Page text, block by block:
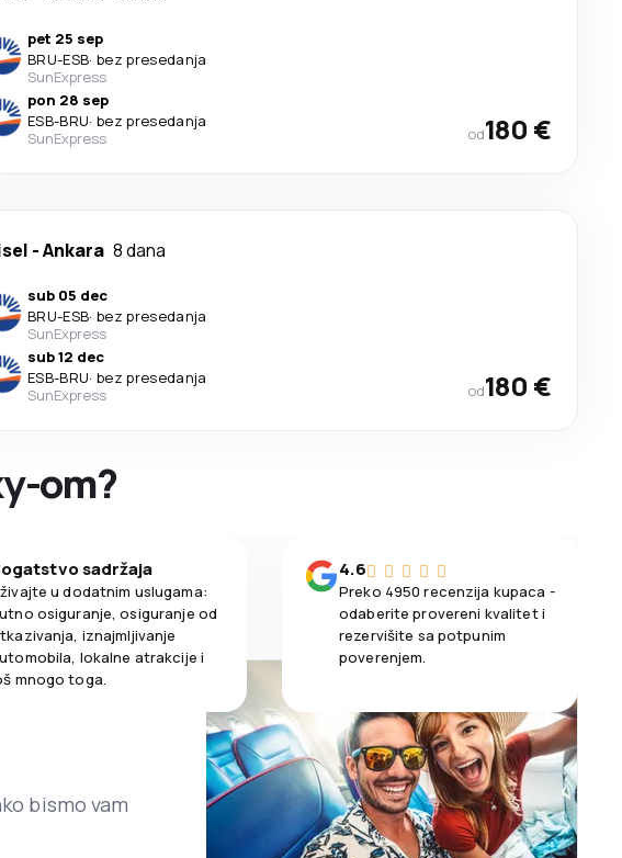
pet 25 sep
BRU-ESB· bez presedanja
SunExpress
pon 28 sep
ESB-BRU· bez presedanja
SunExpress
od180 €
-Ankara 8 dana
sub 05 dec
BRU-ESB· bez presedanja
SunExpress
sub 12 dec
ESB-BRU· bez presedanja
SunExpress
od180 €
om?
sadržaja
u dodatnim uslugama:
osiguranje, osiguranje od
iznajmljivanje
lokalne atrakcije i
mnogo toga.
4.6
Preko 4950 recenzija kupaca -
odaberite provereni kvalitet i
rezervišite sa potpunim
poverenjem.
bismo vam